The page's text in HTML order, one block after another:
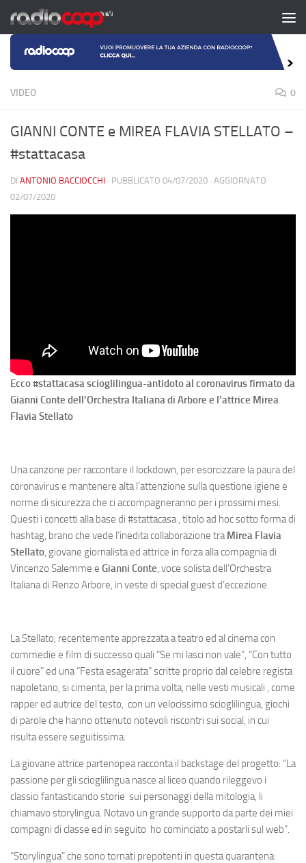
Salta al contenuto
VIDEO 0
GIANNI CONTE e MIREA FLAVIA STELLATO –
#stattacasa
DI ANTONIO BACCIOCCHI · PUBBLICATO 04/07/2020 · AGGIORNATO
02/07/2020
Ecco #stattacasa scioglilingua-antidoto al coronavirus firmato da
Gianni Conte dell’Orchestra Italiana di Arbore e l’attrice Mirea
Flavia Stellato
Una canzone per raccontare il lockdown, per esorcizzare la paura del
coronavirus e mantenere alta l’attenzione sulla questione igiene e
norme di sicurezza che ci accompagneranno per i prossimi mesi.
Questi i concetti alla base di #stattacasa , titolo ad hoc sotto forma di
hashtag, brano che vede l’inedita collaborazione traMirea Flavia
Stellato, giovane giornalista ed attrice in forza alla compagnia di
Vincenzo Salemme e Gianni Conte, voce solista dell’Orchestra
Italiana di Renzo Arbore, in veste di special guest d’eccezione.
La Stellato, recentemente apprezzata a teatro ed al cinema con
commedie e film di successo quali “Se mi lasci non vale”, “Con tutto
il cuore” ed una “Festa esagerata” scritte proprio dal celebre regista
napoletano, si cimenta, per la prima volta, nelle vesti musicali , come
rapper ed autrice del testo, con un velocissimo scioglilingua, giochi
di parole che hanno ottenuto notevoli riscontri sui social, in cui
risulta essere seguitissima.
La giovane attrice partenopea racconta il backstage del progetto: “La
passione per gli scioglilingua nasce al liceo quando rileggevo i
classici fantasticando storie sui personaggi della mitologia, li
chiamavo storylingua. Notavo un grande supporto da parte dei miei
compagni di classe ed in seguito ho cominciato a postarli sul web”.
“Storylingua” che sono tornati prepotenti in questa quarantena: